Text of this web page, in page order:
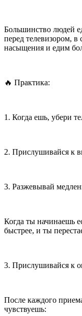
Большинство людей
перед телевизором,
насыщения и едим
🔥 Практика:
1. Когда ешь, убери
2. Прислушивайся к
3. Разжевывай
Когда ты начинаешь
быстрее, и ты
3. Прислушивайся к
После каждого
чувствуешь: